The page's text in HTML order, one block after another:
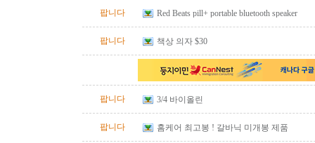
팝니다 Red Beats pill+ portable bluetooth speaker
팝니다 책상 의자 $30
팝니다 3/4 바이올린
팝니다 홈케어 최고봉 ! 갈바닉 미개봉 제품